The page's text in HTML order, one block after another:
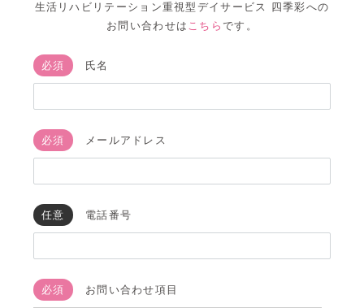
生活リハビリテーション重視型デイサービス 四季彩への
お問い合わせは こちらです。
必須 氏名
必須 メールアドレス
任意 電話番号
必須 お問い合わせ項目